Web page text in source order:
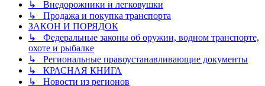
↳ Внедорожники и легковушки
↳ Продажа и покупка транспорта
ЗАКОН И ПОРЯДОК
↳ Федеральные законы об оружии, водном транспорте,
охоте и рыбалке
↳ Региональные правоустанавливающие документы
↳ КРАСНАЯ КНИГА
↳ Новости из регионов